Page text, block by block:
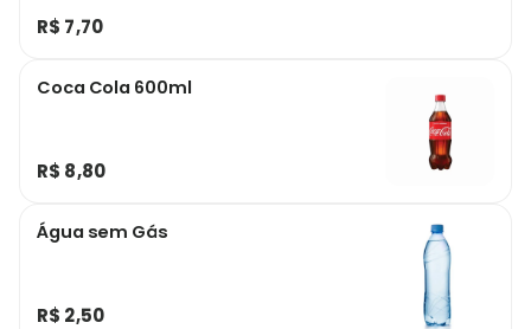
R$ 7,70
Coca Cola 600ml
R$ 8,80
Água sem Gás
R$ 2,50